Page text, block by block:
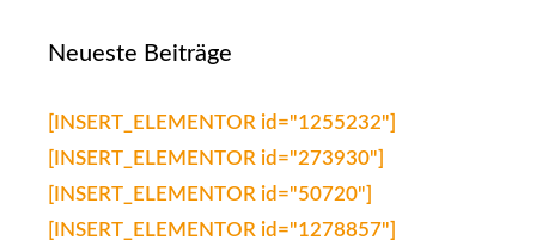
Neueste Beiträge
[INSERT_ELEMENTOR id="1255232"]
[INSERT_ELEMENTOR id="273930"]
[INSERT_ELEMENTOR id="50720"]
[INSERT_ELEMENTOR id="1278857"]